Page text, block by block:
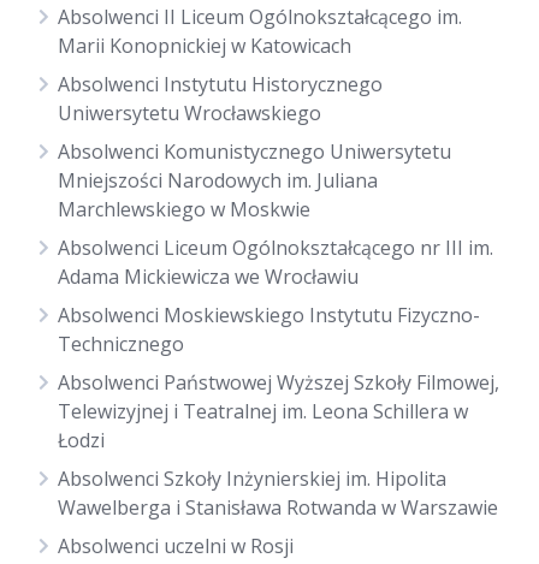
Absolwenci II Liceum Ogólnokształcącego im.
Marii Konopnickiej w Katowicach
Absolwenci Instytutu Historycznego
Uniwersytetu Wrocławskiego
Absolwenci Komunistycznego Uniwersytetu
Mniejszości Narodowych im. Juliana
Marchlewskiego w Moskwie
Absolwenci Liceum Ogólnokształcącego nr III im.
Adama Mickiewicza we Wrocławiu
Absolwenci Moskiewskiego Instytutu Fizyczno-
Technicznego
Absolwenci Państwowej Wyższej Szkoły Filmowej,
Telewizyjnej i Teatralnej im. Leona Schillera w
Łodzi
Absolwenci Szkoły Inżynierskiej im. Hipolita
Wawelberga i Stanisława Rotwanda w Warszawie
Absolwenci uczelni w Rosji